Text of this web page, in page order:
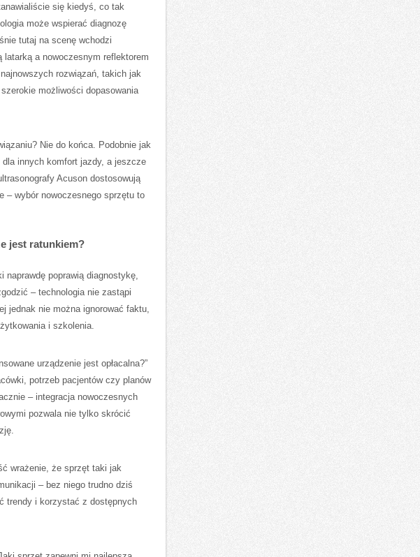
się kiedyś, co tak
może wspierać diagnozę
tutaj na scenę wchodzi
a nowoczesnym reflektorem
rozwiązań, takich jak
możliwości dopasowania
Nie do końca. Podobnie jak
innych komfort jazdy, a jeszcze
Acuson dostosowują
– wybór nowoczesnego sprzętu to
jest ratunkiem?
naprawdę poprawią diagnostykę,
– technologia nie zastąpi
jednak nie można ignorować faktu,
i szkolenia.
urządzenie jest opłacalna?”
potrzeb pacjentów czy planów
– integracja nowoczesnych
pozwala nie tylko skrócić
wrażenie, że sprzęt taki jak
– bez niego trudno dziś
trendy i korzystać z dostępnych